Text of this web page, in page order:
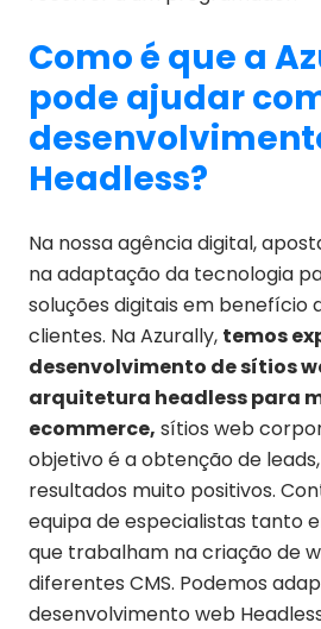
Como é que a
pode ajudar
Headless?
Na nossa agência digital,
na adaptação da tecnologia
soluções digitais em benefício
clientes. Na Azurally, temos
desenvolvimento de sítios
arquitetura headless para
ecommerce, sítios web
objetivo é a obtenção de
resultados muito positivos.
equipa de especialistas tanto
que trabalham na criação de
diferentes CMS. Podemos
desenvolvimento web